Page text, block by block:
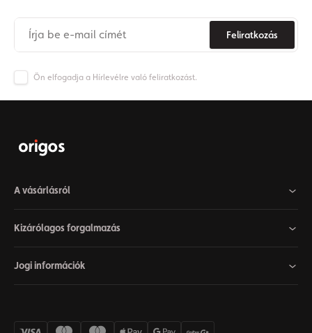
Feliratkozás
Ön elfogadja a Hírlevélre való feliratkozást.
A vásárlásról
Kizárólagos forgalmazás
Jogi információk